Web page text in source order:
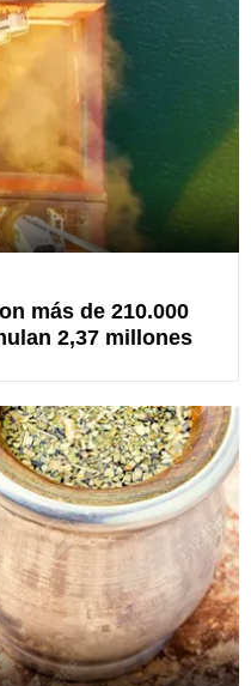
más de 210.000
2,37 millones